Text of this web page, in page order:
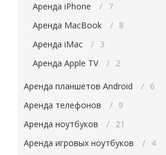
Аренда iPhone
7
Аренда MacBook
8
Аренда iMac
3
Аренда Apple TV
2
Аренда планшетов Android
6
Аренда телефонов
9
Аренда ноутбуков
21
Аренда игровых ноутбуков
4